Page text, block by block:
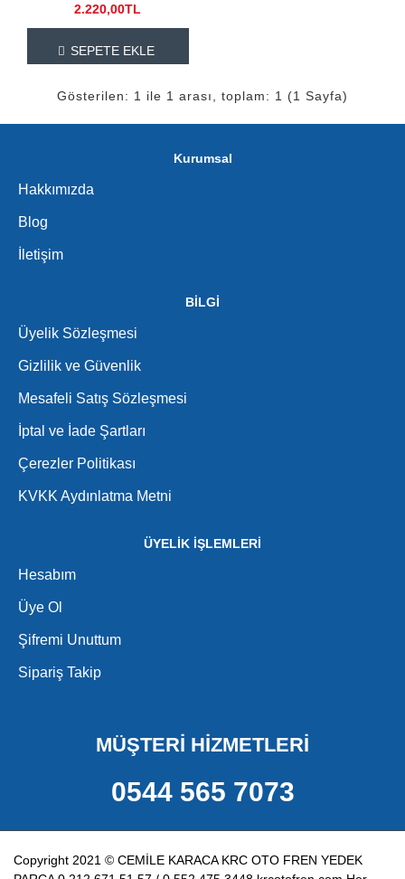
2.220,00TL
SEPETE EKLE
Gösterilen: 1 ile 1 arası, toplam: 1 (1 Sayfa)
Kurumsal
Hakkımızda
Blog
İletişim
BİLGİ
Üyelik Sözleşmesi
Gizlilik ve Güvenlik
Mesafeli Satış Sözleşmesi
İptal ve İade Şartları
Çerezler Politikası
KVKK Aydınlatma Metni
ÜYELİK İŞLEMLERİ
Hesabım
Üye Ol
Şifremi Unuttum
Sipariş Takip
MÜŞTERİ HİZMETLERİ
0544 565 7073
Copyright 2021 © CEMİLE KARACA KRC OTO FREN YEDEK